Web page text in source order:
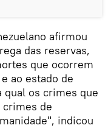
afirmou
das reservas,
que ocorrem
ao estado de
qual os crimes que
crimes de
indicou